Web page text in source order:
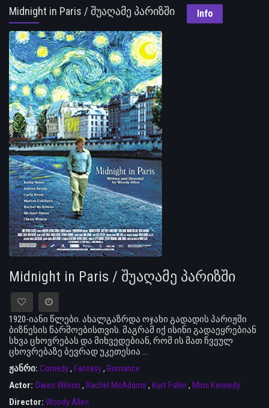
Midnight in Paris / შუაღამე პარიზში Info
Midnight in Paris / შუაღამე პარიზში
1920-იანი წლები. ახალგაზრდა ოჯახი გადადის პარიჟში
ბიზნესის წარმოებისთვის. მაგრამ იქ ისინი გადაეყრებიან
სხვა ცხოვრებას და მიხვედებიან, რომ ის მათ ჩვეულ
ცხოვრებაზე ბევრად უკეთესია …
ჟანრი: Comedy, Fantasy, Romance
Actor: Owen Wilson , Rachel McAdams , Kurt Fuller, Mimi Kennedy
Director: Woody Allen